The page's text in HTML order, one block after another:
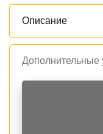
Oписание
Дополнительные